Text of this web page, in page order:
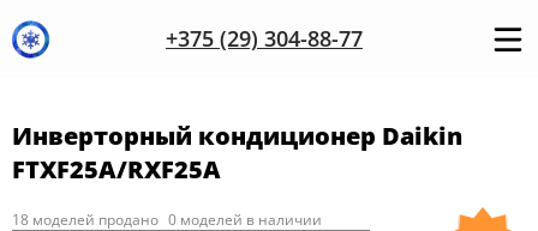
+375 (29) 304-88-77
Инверторный кондиционер Daikin
FTXF25A/RXF25A
18 моделей продано 0 моделей в наличии